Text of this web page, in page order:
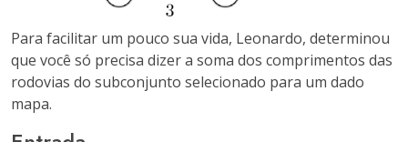
Para facilitar um pouco sua vida, Leonardo, determinou
que você só precisa dizer a soma dos comprimentos das
rodovias do subconjunto selecionado para um dado
mapa.